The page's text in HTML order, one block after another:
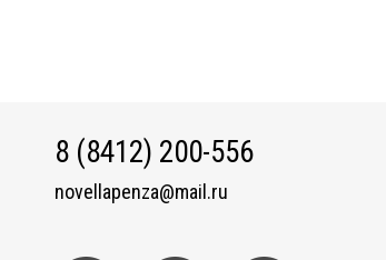
8 (8412) 200-556
novellapenza@mail.ru